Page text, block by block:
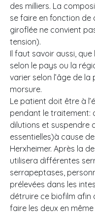
des milliers. La
se faire en fonction de
giroflée ne convient
tension).
Il faut savoir aussi,
selon le pays ou la
varier selon l’âge de la
morsure.
Le patient doit être à
pendant le traitement:
dilutions et suspendre
essentielles)à cause
Herxheimer. Après la
utilisera différentes
serrapeptases,
prélevées dans les
détruire ce biofilm afin
faire les deux en